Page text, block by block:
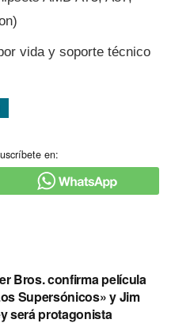
vida y soporte técnico
en:
Bros. confirma película
Supersónicos» y Jim
será protagonista